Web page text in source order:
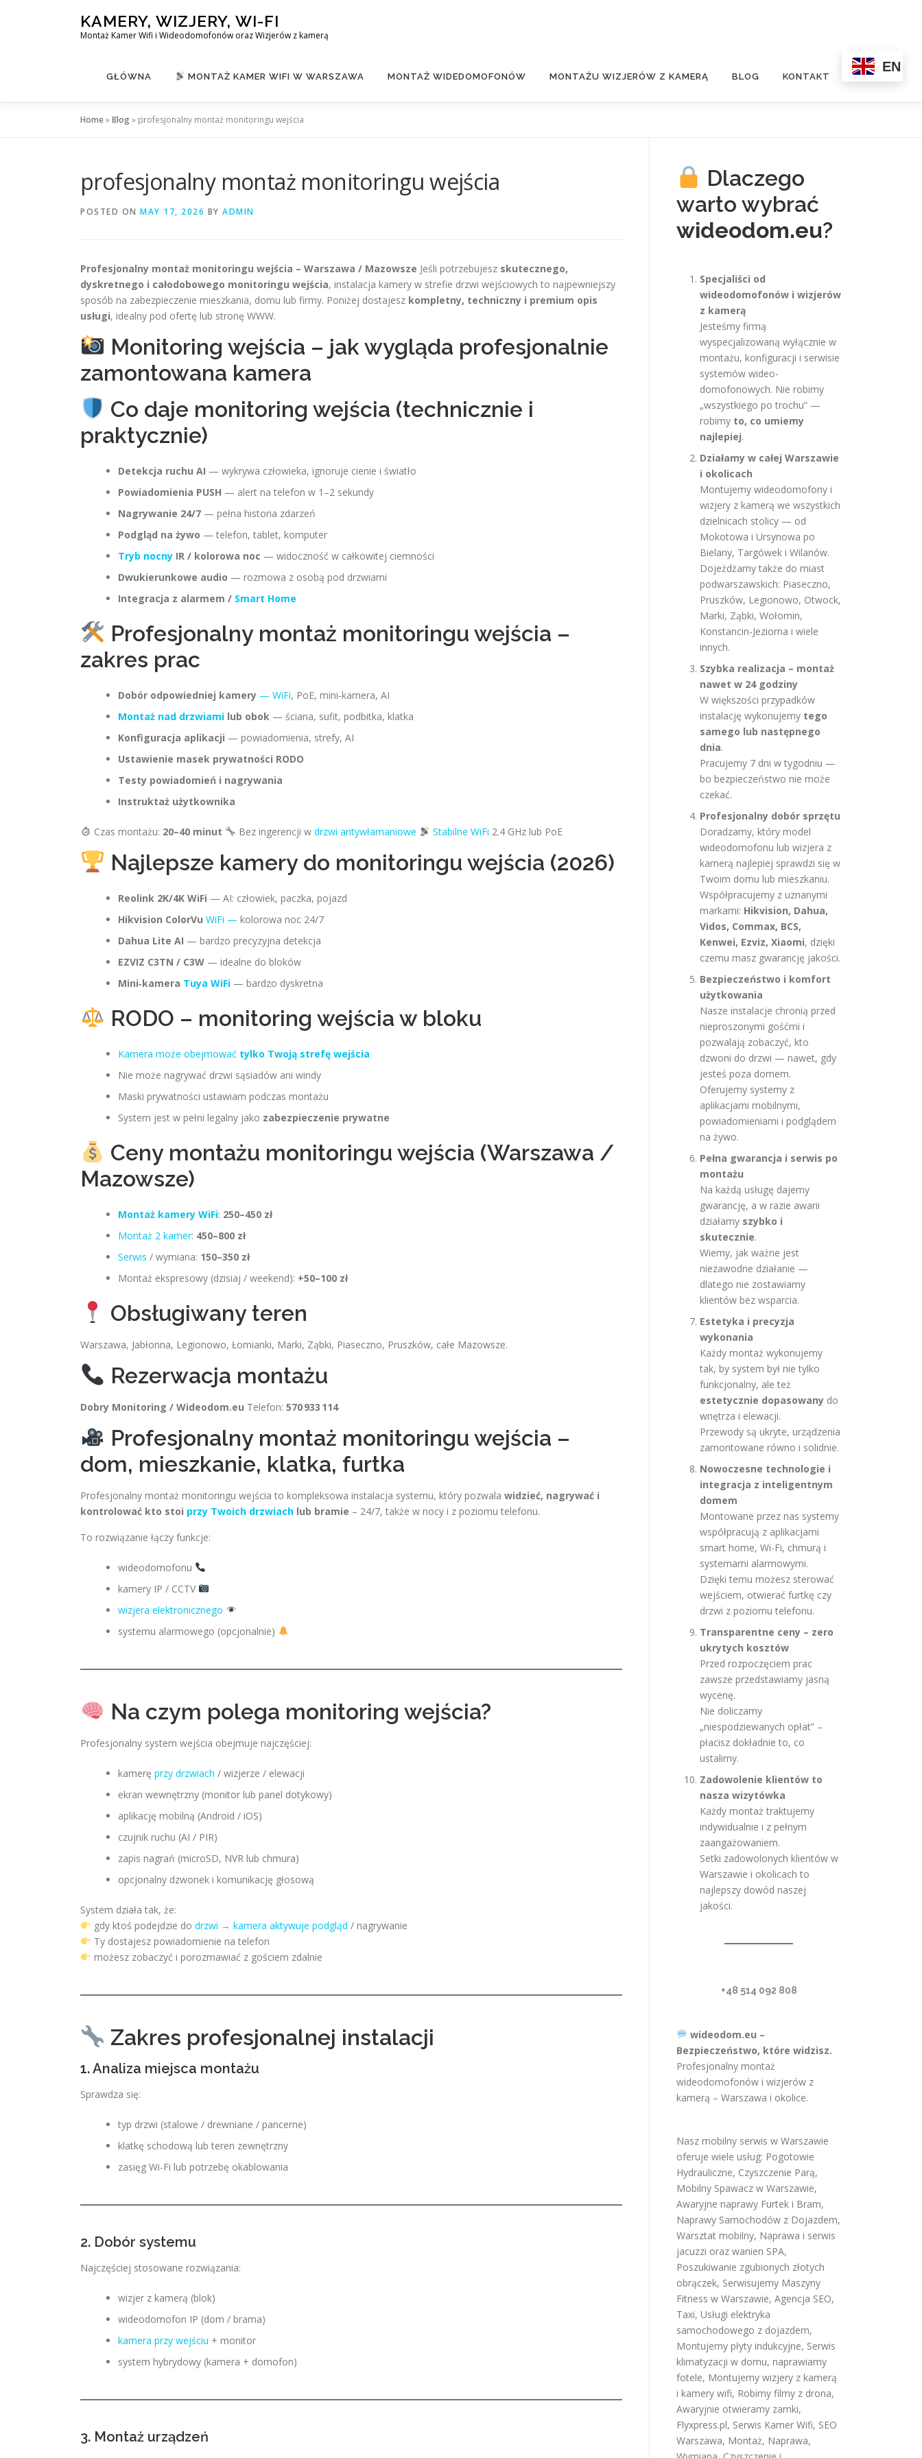
KAMERY, WIZJERY, WI-FI
Montaż Kamer Wifi i Wideodomofonów oraz Wizjerów z kamerą
GŁÓWNA MONTAŻ KAMER WIFI W WARSZAWA MONTAŻ WIDEDOMOFONÓW MONTAŻU WIZJERÓW Z KAMERĄ BLOG KONTAKT
EN
Home»Blog» profesjonalny montaż monitoringu wejścia
profesjonalny montaż monitoringu wejścia
POSTED ON MAY 17, 2026 BY ADMIN
Profesjonalny montaż monitoringu wejścia – Warszawa / Mazowsze Jeśli potrzebujesz skutecznego,
dyskretnego i całodobowego monitoringu wejścia, instalacja kamery w strefie drzwi wejściowych to najpewniejszy
sposób na zabezpieczenie mieszkania, domu lub firmy. Poniżej dostajesz kompletny, techniczny i premium opis
usługi, idealny pod ofertę lub stronę WWW.
Monitoring wejścia – jak wygląda profesjonalnie
zamontowana kamera
Co daje monitoring wejścia (technicznie i
praktycznie)
Detekcja ruchu AI — wykrywa człowieka, ignoruje cienie i światło
Powiadomienia PUSH — alert na telefon w 1–2 sekundy
Nagrywanie 24/7 — pełna historia zdarzeń
Podgląd na żywo — telefon, tablet, komputer
Tryb nocny IR / kolorowa noc — widoczność w całkowitej ciemności
Dwukierunkowe audio — rozmowa z osobą pod drzwiami
Integracja z alarmem / Smart Home
Profesjonalny montaż monitoringu wejścia –
zakres prac
Dobór odpowiedniej kamery — WiFi, PoE, mini‑kamera, AI
Montaż nad drzwiami lub obok — ściana, sufit, podbitka, klatka
Konfiguracja aplikacji — powiadomienia, strefy, AI
Ustawienie masek prywatności RODO
Testy powiadomień i nagrywania
Instruktaż użytkownika
Czas montażu: 20–40 minut Bez ingerencji w drzwi antywłamaniowe Stabilne WiFi 2.4 GHz lub PoE
Najlepsze kamery do monitoringu wejścia (2026)
Reolink 2K/4K WiFi — AI: człowiek, paczka, pojazd
Hikvision ColorVu WiFi — kolorowa noc 24/7
Dahua Lite AI — bardzo precyzyjna detekcja
EZVIZ C3TN / C3W — idealne do bloków
Mini‑kamera Tuya WiFi — bardzo dyskretna
RODO – monitoring wejścia w bloku
Kamera może obejmować tylko Twoją strefę wejścia
Nie może nagrywać drzwi sąsiadów ani windy
Maski prywatności ustawiam podczas montażu
System jest w pełni legalny jako zabezpieczenie prywatne
Ceny montażu monitoringu wejścia (Warszawa /
Mazowsze)
Montaż kamery WiFi: 250–450 zł
Montaż 2 kamer: 450–800 zł
Serwis / wymiana: 150–350 zł
Montaż ekspresowy (dzisiaj / weekend): +50–100 zł
Obsługiwany teren
Warszawa, Jabłonna, Legionowo, Łomianki, Marki, Ząbki, Piaseczno, Pruszków, całe Mazowsze.
Rezerwacja montażu
Dobry Monitoring / Wideodom.eu Telefon: 570 933 114
Profesjonalny montaż monitoringu wejścia –
dom, mieszkanie, klatka, furtka
Profesjonalny montaż monitoringu wejścia to kompleksowa instalacja systemu, który pozwala widzieć, nagrywać i
kontrolować kto stoi przy Twoich drzwiach lub bramie – 24/7, także w nocy i z poziomu telefonu.
To rozwiązanie łączy funkcje:
wideodomofonu
kamery IP / CCTV
wizjera elektronicznego
systemu alarmowego (opcjonalnie)
Na czym polega monitoring wejścia?
Profesjonalny system wejścia obejmuje najczęściej:
kamerę przy drzwiach / wizjerze / elewacji
ekran wewnętrzny (monitor lub panel dotykowy)
aplikację mobilną (Android / iOS)
czujnik ruchu (AI / PIR)
zapis nagrań (microSD, NVR lub chmura)
opcjonalny dzwonek i komunikację głosową
System działa tak, że:
gdy ktoś podejdzie do drzwi → kamera aktywuje podgląd / nagrywanie
Ty dostajesz powiadomienie na telefon
możesz zobaczyć i porozmawiać z gościem zdalnie
Zakres profesjonalnej instalacji
1. Analiza miejsca montażu
Sprawdza się:
typ drzwi (stalowe / drewniane / pancerne)
klatkę schodową lub teren zewnętrzny
zasięg Wi-Fi lub potrzebę okablowania
2. Dobór systemu
Najczęściej stosowane rozwiązania:
wizjer z kamerą (blok)
wideodomofon IP (dom / brama)
kamera przy wejściu + monitor
system hybrydowy (kamera + domofon)
3. Montaż urządzeń
Dlaczego
warto wybrać
wideodom.eu?
Specjaliści od
wideodomofonów i wizjerów
z kamerą
Jesteśmy firmą
wyspecjalizowaną wyłącznie w
montażu, konfiguracji i serwisie
systemów wideo-
domofonowych. Nie robimy
„wszystkiego po trochu” —
robimy to, co umiemy
najlepiej.
Działamy w całej Warszawie
i okolicach
Montujemy wideodomofony i
wizjery z kamerą we wszystkich
dzielnicach stolicy — od
Mokotowa i Ursynowa po
Bielany, Targówek i Wilanów.
Dojeżdżamy także do miast
podwarszawskich: Piaseczno,
Pruszków, Legionowo, Otwock,
Marki, Ząbki, Wołomin,
Konstancin-Jeziorna i wiele
innych.
Szybka realizacja – montaż
nawet w 24 godziny
W większości przypadków
instalację wykonujemy tego
samego lub następnego
dnia.
Pracujemy 7 dni w tygodniu —
bo bezpieczeństwo nie może
czekać.
Profesjonalny dobór sprzętu
Doradzamy, który model
wideodomofonu lub wizjera z
kamerą najlepiej sprawdzi się w
Twoim domu lub mieszkaniu.
Współpracujemy z uznanymi
markami: Hikvision, Dahua,
Vidos, Commax, BCS,
Kenwei, Ezviz, Xiaomi, dzięki
czemu masz gwarancję jakości.
Bezpieczeństwo i komfort
użytkowania
Nasze instalacje chronią przed
nieproszonymi gośćmi i
pozwalają zobaczyć, kto
dzwoni do drzwi — nawet, gdy
jesteś poza domem.
Oferujemy systemy z
aplikacjami mobilnymi,
powiadomieniami i podglądem
na żywo.
Pełna gwarancja i serwis po
montażu
Na każdą usługę dajemy
gwarancję, a w razie awarii
działamy szybko i
skutecznie.
Wiemy, jak ważne jest
niezawodne działanie —
dlatego nie zostawiamy
klientów bez wsparcia.
Estetyka i precyzja
wykonania
Każdy montaż wykonujemy
tak, by system był nie tylko
funkcjonalny, ale też
estetycznie dopasowany do
wnętrza i elewacji.
Przewody są ukryte, urządzenia
zamontowane równo i solidnie.
Nowoczesne technologie i
integracja z inteligentnym
domem
Montowane przez nas systemy
współpracują z aplikacjami
smart home, Wi-Fi, chmurą i
systemami alarmowymi.
Dzięki temu możesz sterować
wejściem, otwierać furtkę czy
drzwi z poziomu telefonu.
Transparentne ceny – zero
ukrytych kosztów
Przed rozpoczęciem prac
zawsze przedstawiamy jasną
wycenę.
Nie doliczamy
„niespodziewanych opłat” –
płacisz dokładnie to, co
ustalimy.
Zadowolenie klientów to
nasza wizytówka
Każdy montaż traktujemy
indywidualnie i z pełnym
zaangażowaniem.
Setki zadowolonych klientów w
Warszawie i okolicach to
najlepszy dowód naszej
jakości.
+48 514 092 808
wideodom.eu –
Bezpieczeństwo, które widzisz.
Profesjonalny montaż
wideodomofonów i wizjerów z
kamerą – Warszawa i okolice.
Nasz mobilny serwis w Warszawie
oferuje wiele usług: Pogotowie
Hydrauliczne, Czyszczenie Parą,
Mobilny Spawacz w Warszawie,
Awaryjne naprawy Furtek i Bram,
Naprawy Samochodów z Dojazdem,
Warsztat mobilny, Naprawa i serwis
jacuzzi oraz wanien SPA,
Poszukiwanie zgubionych złotych
obrączek, Serwisujemy Maszyny
Fitness w Warszawie, Agencja SEO,
Taxi, Usługi elektryka
samochodowego z dojazdem,
Montujemy płyty indukcyjne, Serwis
klimatyzacji w domu, naprawiamy
fotele, Montujemy wizjery z kamerą
i kamery wifi, Robimy filmy z drona,
Awaryjnie otwieramy zamki,
Flyxpress.pl, Serwis Kamer Wifi, SEO
Warszawa, Montaż, Naprawa,